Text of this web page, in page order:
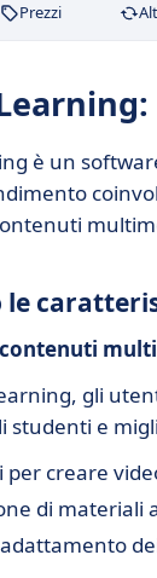
Prezzi
è un
le
gli
studenti e
creare
di materiali